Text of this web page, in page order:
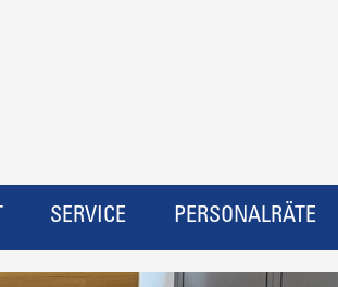
SERVICE PERSONALRÄTE